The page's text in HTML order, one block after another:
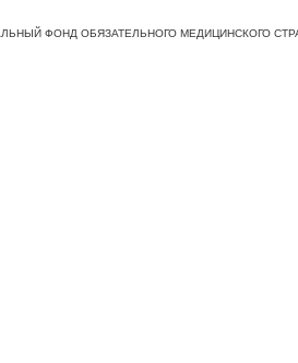
ФОНД ОБЯЗАТЕЛЬНОГО МЕДИЦИНСКОГО